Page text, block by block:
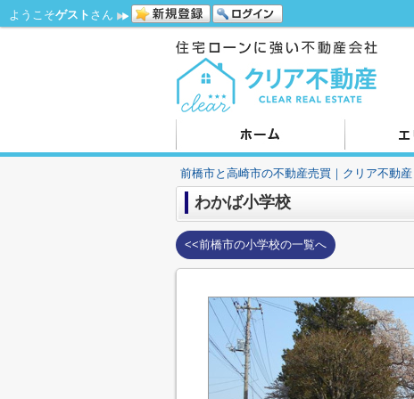
ようこそゲスト さん
前橋市と高崎市の不動産売買｜クリア不動産
わかば小学校
<<前橋市の小学校の一覧へ